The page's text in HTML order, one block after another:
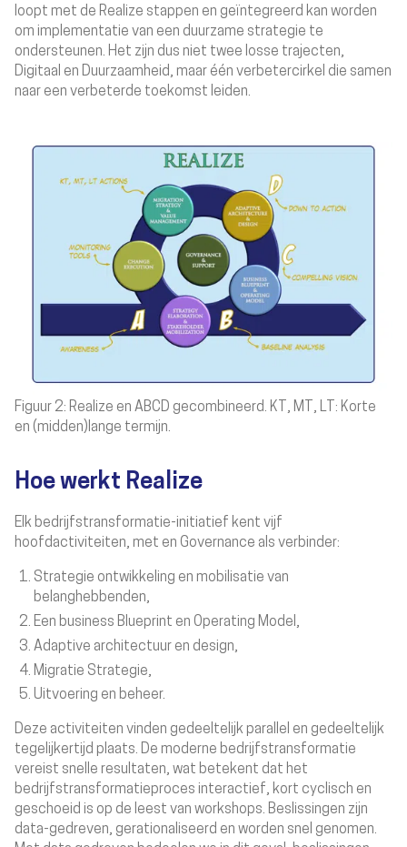
loopt met de Realize stappen en geïntegreerd kan worden
om implementatie van een duurzame strategie te
ondersteunen. Het zijn dus niet twee losse trajecten,
Digitaal en Duurzaamheid, maar één verbetercirkel die samen
naar een verbeterde toekomst leiden.
Figuur 2: Realize en ABCD gecombineerd. KT, MT, LT: Korte
en (midden)lange termijn.
Hoe werkt Realize
Elk bedrijfstransformatie-initiatief kent vijf
hoofdactiviteiten, met en Governance als verbinder:
Strategie ontwikkeling en mobilisatie van
belanghebbenden,
Een business Blueprint en Operating Model,
Adaptive architectuur en design,
Migratie Strategie,
Uitvoering en beheer.
Deze activiteiten vinden gedeeltelijk parallel en gedeeltelijk
tegelijkertijd plaats. De moderne bedrijfstransformatie
vereist snelle resultaten, wat betekent dat het
bedrijfstransformatieproces interactief, kort cyclisch en
geschoeid is op de leest van workshops. Beslissingen zijn
data-gedreven, gerationaliseerd en worden snel genomen.